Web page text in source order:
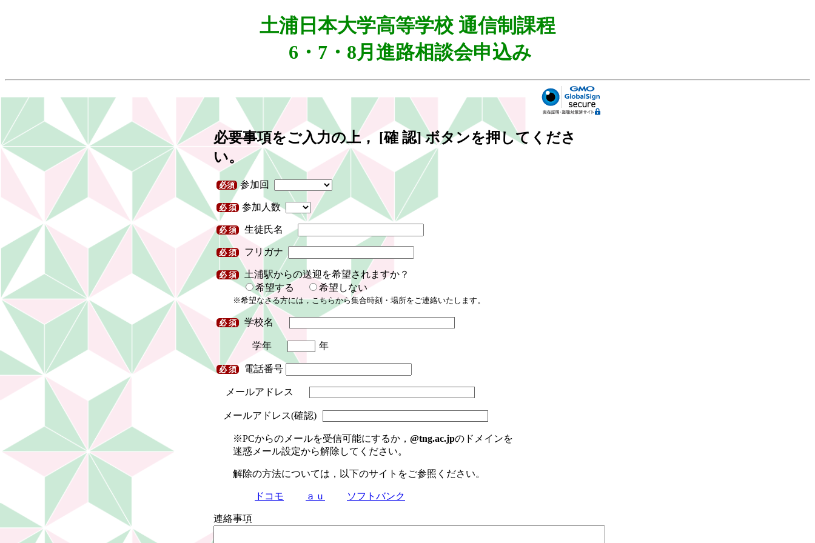
土浦日本大学高等学校 通信制課程
6・7・8月進路相談会申込み
必要事項をご入力の上， [確 認]ボタンを押してくださ
い。
必須 参加回
必 須 参加人数
必 須 生徒氏名
必 須 フリガナ
必 須
土浦駅からの送迎を希望されますか？
希望する
希望しない
※希望なさる方には，こちらから集合時刻・場所をご連絡いたします。
必 須 学校名
学年 年
必 須 電話番号
メールアドレス
メールアドレス(確認)
※PCからのメールを受信可能にするか， @tng.ac.jpのドメインを
迷惑メール設定から解除してください。
解除の方法については，以下のサイトをご参照ください。
ドコモ ａｕ ソフトバンク
連絡事項